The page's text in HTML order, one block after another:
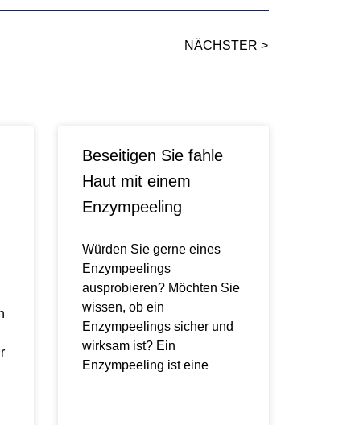
NÄCHSTER >
Beseitigen Sie fahle
Haut mit einem
Enzympeeling
Würden Sie gerne eines
Enzympeelings
ausprobieren? Möchten Sie
wissen, ob ein
Enzympeelings sicher und
wirksam ist? Ein
Enzympeeling ist eine